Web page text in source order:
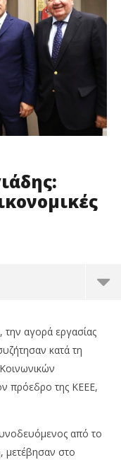
την αγορά εργασίας
κατά τη
πρόεδρο της ΚΕΕΕ,
από το
μετέβησαν στο